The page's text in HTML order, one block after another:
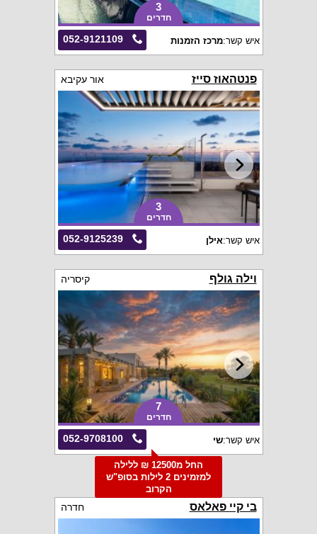
3
חדרים
052-9121109 איש קשר:מרכז הזמנות
פנטהאוז סייז אור עקיבא
3
חדרים
052-9125239 איש קשר:אילן
וילה גולף קיסריה
7
חדרים
052-9708100 איש קשר:שי
החל מ12500 ₪ ללילה
למזמינים 2 לילות בסופ"ש
הקרוב
בי קיי פאלאס חדרה